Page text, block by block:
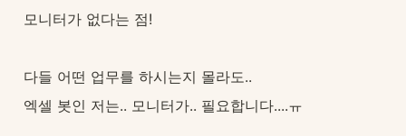
모니터가 없다는 점!
다들 어떤 업무를 하시는지 몰라도..
엑셀 봇인 저는.. 모니터가.. 필요합니다....ㅠ